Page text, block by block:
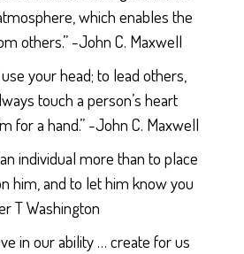
which enables the
others.” -John C. Maxwell
your head; to lead others,
touch a person’s heart
for a hand.” -John C. Maxwell
individual more than to place
him, and to let him know you
T Washington
in our ability … create for us